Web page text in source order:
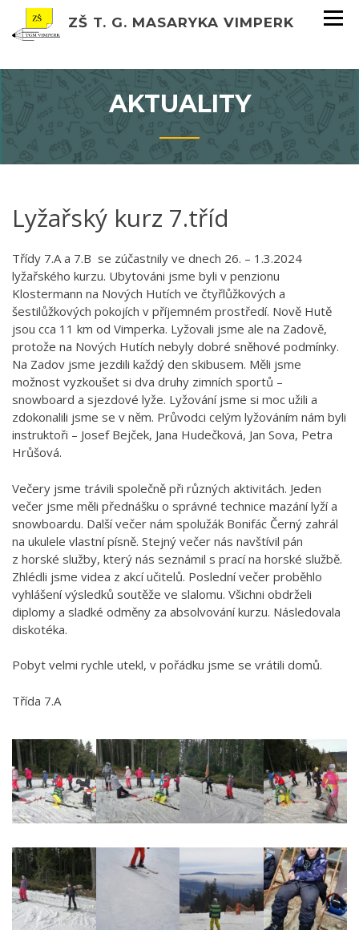
ZŠ T. G. MASARYKA VIMPERK
AKTUALITY
Lyžařský kurz 7.tříd
Třídy 7.A a 7.B se zúčastnily ve dnech 26. – 1.3.2024
lyžařského kurzu. Ubytováni jsme byli v penzionu
Klostermann na Nových Hutích ve čtyřlůžkových a
šestilůžkových pokojích v příjemném prostředí. Nově Hutě
jsou cca 11 km od Vimperka. Lyžovali jsme ale na Zadově,
protože na Nových Hutích nebyly dobré sněhové podmínky.
Na Zadov jsme jezdili každý den skibusem. Měli jsme
možnost vyzkoušet si dva druhy zimních sportů –
snowboard a sjezdové lyže. Lyžování jsme si moc užili a
zdokonalili jsme se v něm. Průvodci celým lyžováním nám byli
instruktoři – Josef Bejček, Jana Hudečková, Jan Sova, Petra
Hrůšová.
Večery jsme trávili společně při různých aktivitách. Jeden
večer jsme měli přednášku o správné technice mazání lyží a
snowboardu. Další večer nám spolužák Bonifác Černý zahrál
na ukulele vlastní písně. Stejný večer nás navštívil pán
z horské služby, který nás seznámil s prací na horské službě.
Zhlédli jsme videa z akcí učitelů. Poslední večer proběhlo
vyhlášení výsledků soutěže ve slalomu. Všichni obdrželi
diplomy a sladké odměny za absolvování kurzu. Následovala
diskotéka.
Pobyt velmi rychle utekl, v pořádku jsme se vrátili domů.
Třída 7.A